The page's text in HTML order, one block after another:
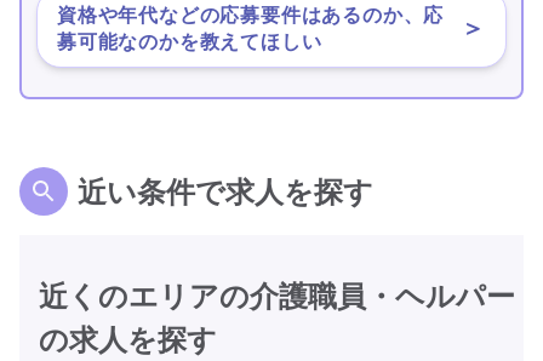
資格や年代などの応募要件はあるのか、応
募可能なのかを教えてほしい
＞
近い条件で求人を探す
近くのエリアの介護職員・ヘルパー
の求人を探す